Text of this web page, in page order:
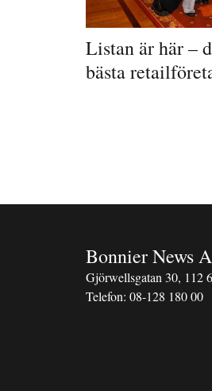
Listan är här –
bästa
Bonnier News
Gjörwellsgatan 30, 112
Telefon: 08-128 180 00